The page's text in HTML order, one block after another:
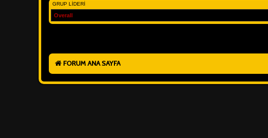
GRUP LIDERI
Overall
FORUM ANA SAYFA